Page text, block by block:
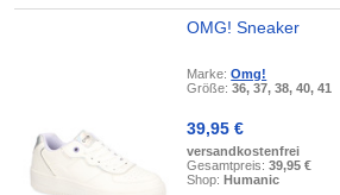
OMG! Sneaker
Marke:Omg!
Größe:36, 37, 38, 40, 41
39,95 €
versandkostenfrei
Gesamtpreis:39,95 €
Shop:Humanic